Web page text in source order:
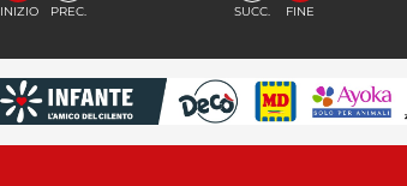
INIZIO PREC. SUCC. FINE